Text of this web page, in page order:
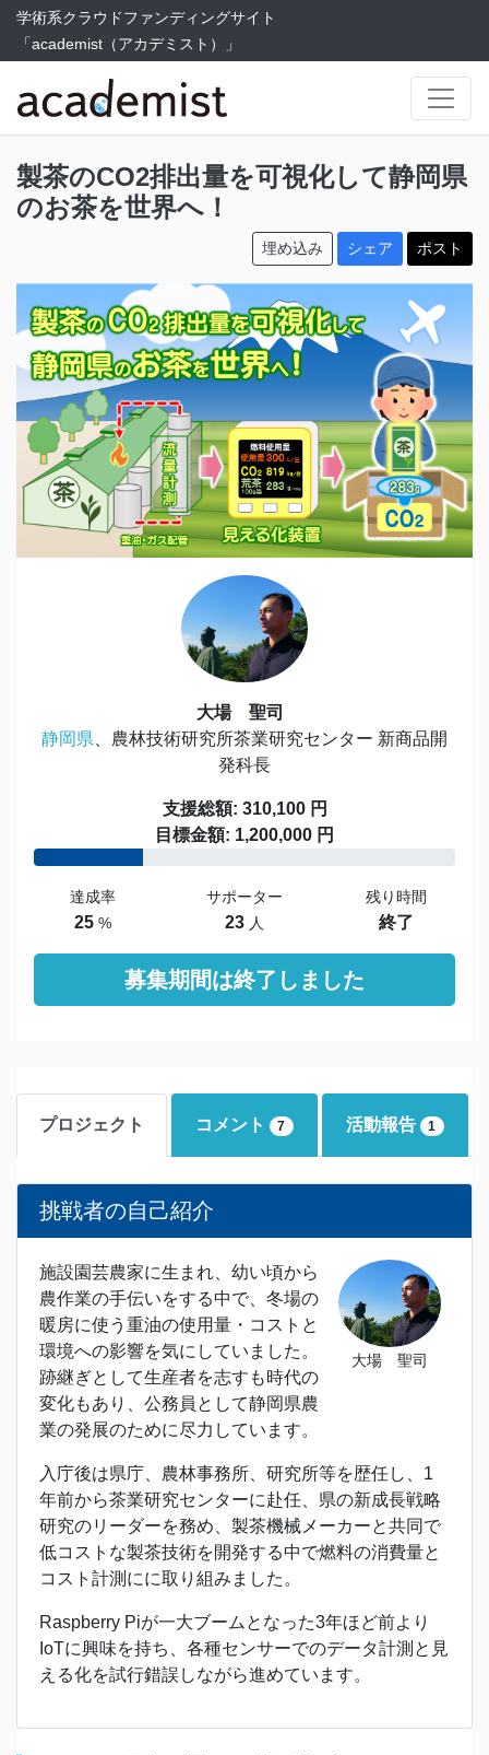
学術系クラウドファンディングサイト
「academist（アカデミスト）」
製茶のCO2排出量を可視化して静岡県
のお茶を世界へ！
埋め込み シェア ポスト
大場 聖司
静岡県、農林技術研究所茶業研究センター 新商品開
発科長
支援総額: 310,100 円
目標金額: 1,200,000 円
達成率
25 %
サポーター
23 人
残り時間
終了
募集期間は終了しました
プロジェクト コメント 7 活動報告 1
挑戦者の自己紹介
大場 聖司
施設園芸農家に生まれ、幼い頃から
農作業の手伝いをする中で、冬場の
暖房に使う重油の使用量・コストと
環境への影響を気にしていました。
跡継ぎとして生産者を志すも時代の
変化もあり、公務員として静岡県農
業の発展のために尽力しています。
入庁後は県庁、農林事務所、研究所等を歴任し、1
年前から茶業研究センターに赴任、県の新成長戦略
研究のリーダーを務め、製茶機械メーカーと共同で
低コストな製茶技術を開発する中で燃料の消費量と
コスト計測にに取り組みました。
Raspberry Piが一大ブームとなった3年ほど前より
IoTに興味を持ち、各種センサーでのデータ計測と見
える化を試行錯誤しながら進めています。